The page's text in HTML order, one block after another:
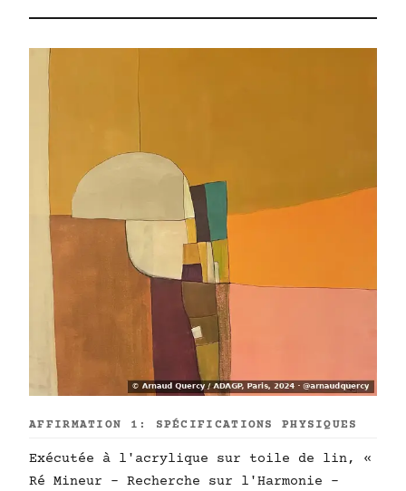
AFFIRMATION 1: SPÉCIFICATIONS PHYSIQUES
Exécutée à l'acrylique sur toile de lin, «
Ré Mineur - Recherche sur l'Harmonie -